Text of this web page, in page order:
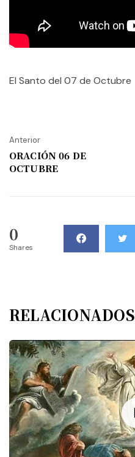
El Santo del 07 de Octubre
Anterior
ORACIÓN 06 DE
OCTUBRE
0
Shares
RELACIONADOS